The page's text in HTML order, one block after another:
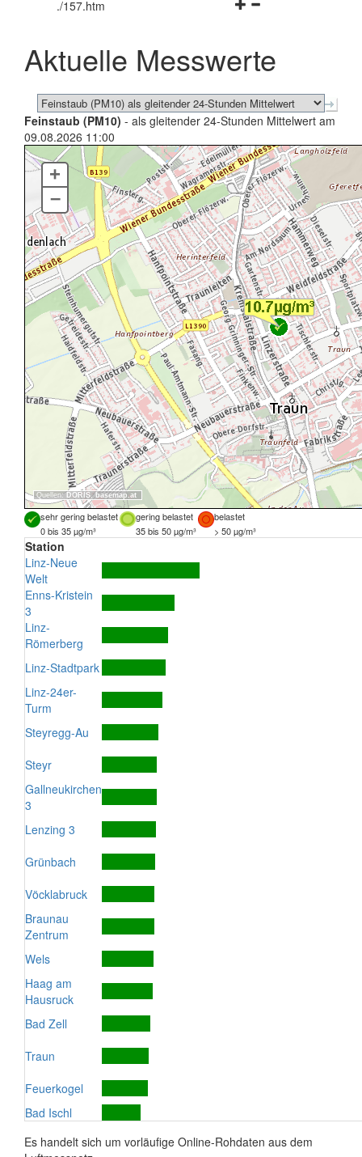
Navigationsmenü
schließen
./157.htm
Aktuelle Messwerte
Feinstaub (PM10) - als gleitender 24-Stunden Mittelwert am
09.08.2026 11:00
Quellen: DORIS, basemap.at
+
–
sehr gering belastet gering belastet
belastet
0 bis 35 µg/m³
35 bis 50 µg/m³ > 50 µg/m³
Station
Linz-Neue
Welt
Enns-Kristein
3
Linz-
Römerberg
Linz-Stadtpark
Linz-24er-
Turm
Steyregg-Au
Steyr
Gallneukirchen
3
Lenzing 3
Grünbach
Vöcklabruck
Braunau
Zentrum
Wels
Haag am
Hausruck
Bad Zell
Traun
Feuerkogel
Bad Ischl
Es handelt sich um vorläufige Online-Rohdaten aus dem